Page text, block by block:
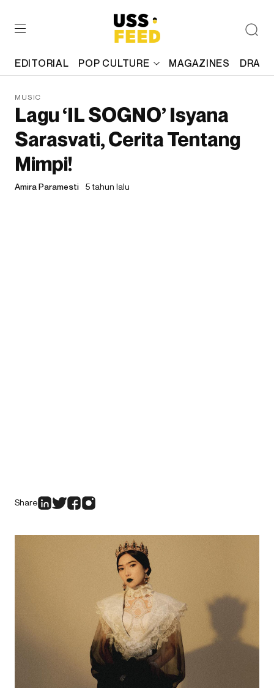
EDITORIAL POP CULTURE MAGAZINES
MUSIC
Lagu ‘IL SOGNO’ Isyana
Sarasvati, Cerita Tentang
Mimpi!
Amira Paramesti 5 tahun lalu
Share